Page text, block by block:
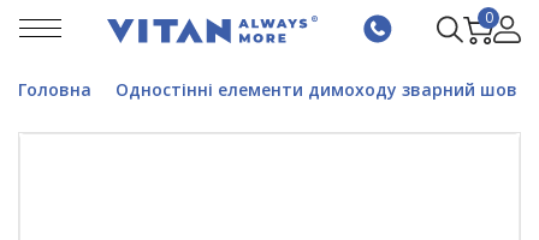
0
Головна Одностінні елементи димоходу зварний шов